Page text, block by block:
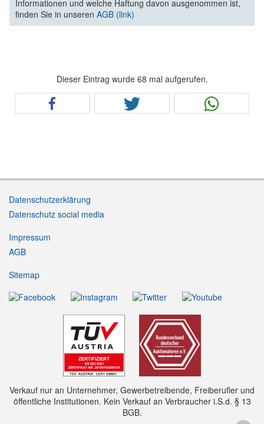
Informationen und welche Haftung davon ausgenommen ist,
finden Sie in unseren AGB (link)
Dieser Eintrag wurde 68 mal aufgerufen.
Datenschutzerklärung
Datenschutz social media
Impressum
AGB
Sitemap
Verkauf nur an Unternehmer, Gewerbetreibende, Freiberufler und
öffentliche Institutionen. Kein Verkauf an Verbraucher i.S.d. § 13
BGB.